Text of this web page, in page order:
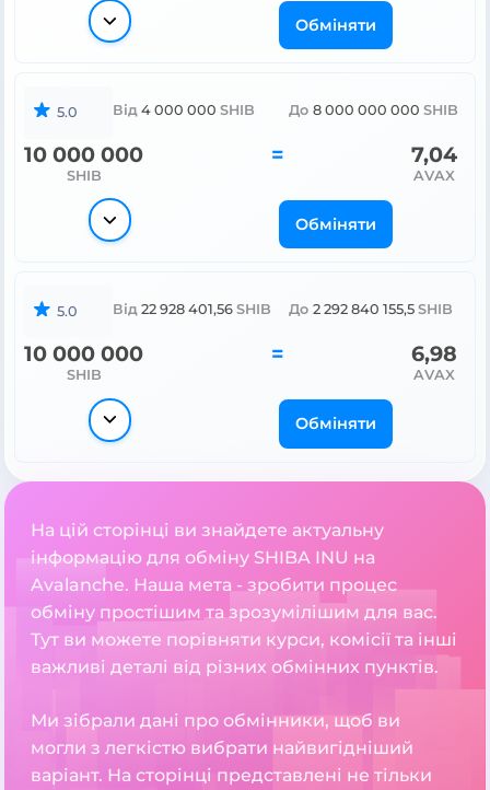
Обміняти
5.0 Від 4 000 000 SHIB До 8 000 000 000 SHIB
10 000 000
SHIB
= 7,04
AVAX
Обміняти
5.0 Від 22 928 401,56 SHIB До 2 292 840 155,5 SHIB
10 000 000
SHIB
= 6,98
AVAX
Обміняти
На цій сторінці ви знайдете актуальну
інформацію для обміну SHIBA INU на
Avalanche. Наша мета - зробити процес
обміну простішим та зрозумілішим для вас.
Тут ви можете порівняти курси, комісії та інші
важливі деталі від різних обмінних пунктів.
Ми зібрали дані про обмінники, щоб ви
могли з легкістю вибрати найвигідніший
варіант. На сторінці представлені не тільки